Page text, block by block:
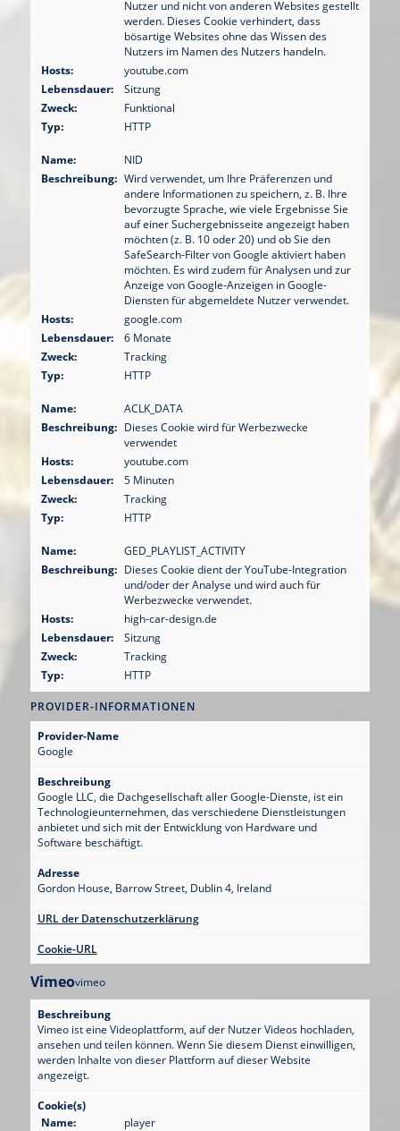
Nutzer und nicht von anderen Websites gestellt
werden. Dieses Cookie verhindert, dass
bösartige Websites ohne das Wissen des
Nutzers im Namen des Nutzers handeln.
Hosts:
youtube.com
Lebensdauer:
Sitzung
Zweck:
Funktional
Typ:
HTTP
Name:
NID
Beschreibung: Wird verwendet, um Ihre Präferenzen und
andere Informationen zu speichern, z. B. Ihre
bevorzugte Sprache, wie viele Ergebnisse Sie
auf einer Suchergebnisseite angezeigt haben
möchten (z. B. 10 oder 20) und ob Sie den
SafeSearch-Filter von Google aktiviert haben
möchten. Es wird zudem für Analysen und zur
Anzeige von Google-Anzeigen in Google-
Diensten für abgemeldete Nutzer verwendet.
Hosts:
google.com
Lebensdauer:
6 Monate
Zweck:
Tracking
Typ:
HTTP
Name:
ACLK_DATA
Beschreibung: Dieses Cookie wird für Werbezwecke
verwendet
Hosts:
youtube.com
Lebensdauer:
5 Minuten
Zweck:
Tracking
Typ:
HTTP
Name:
GED_PLAYLIST_ACTIVITY
Beschreibung: Dieses Cookie dient der YouTube-Integration
und/oder der Analyse und wird auch für
Werbezwecke verwendet.
Hosts:
high-car-design.de
Lebensdauer:
Sitzung
Zweck:
Tracking
Typ:
HTTP
PROVIDER-INFORMATIONEN
Provider-Name
Google
Beschreibung
Google LLC, die Dachgesellschaft aller Google-Dienste, ist ein
Technologieunternehmen, das verschiedene Dienstleistungen
anbietet und sich mit der Entwicklung von Hardware und
Software beschäftigt.
Adresse
Gordon House, Barrow Street, Dublin 4, Ireland
URL der Datenschutzerklärung
Cookie-URL
Vimeovimeo
Beschreibung
Vimeo ist eine Videoplattform, auf der Nutzer Videos hochladen,
ansehen und teilen können. Wenn Sie diesem Dienst einwilligen,
werden Inhalte von dieser Plattform auf dieser Website
angezeigt.
Cookie(s)
Name:
player